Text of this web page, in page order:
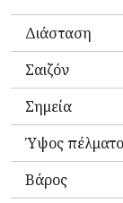
Διάσταση
Σαιζόν
Σημεία
Ύψος
Βάρος